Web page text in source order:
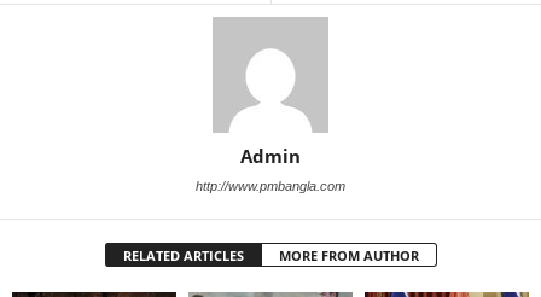
Admin
http://www.pmbangla.com
RELATED ARTICLES MORE FROM AUTHOR